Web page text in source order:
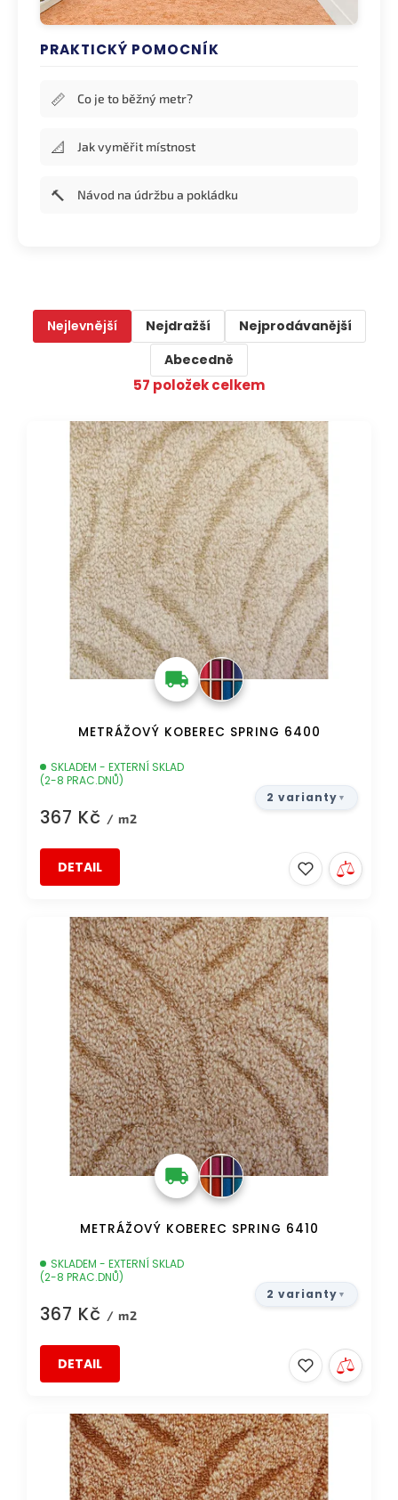
PRAKTICKÝ POMOCNÍK
📏 Co je to běžný metr?
📐 Jak vyměřit místnost
🔨 Návod na údržbu a pokládku
Nejlevnější Nejdražší
Nejprodávanější
Abecedně
57 položek celkem
DOPRAVA ZDARMA
METRÁŽOVÝ KOBEREC SPRING 6400
SKLADEM - EXTERNÍ SKLAD
(2-8 PRAC.DNŮ)
367 Kč / m2
DETAIL
2 varianty
DOPRAVA ZDARMA
METRÁŽOVÝ KOBEREC SPRING 6410
SKLADEM - EXTERNÍ SKLAD
(2-8 PRAC.DNŮ)
367 Kč / m2
DETAIL
2 varianty
DOPRAVA ZDARMA